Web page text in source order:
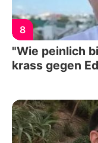
8
"Wie peinlich
krass gegen